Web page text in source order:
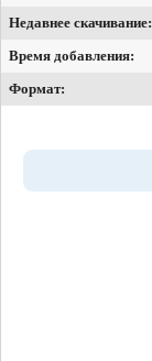
Недавнее скачивание:
Время добавления:
Формат: